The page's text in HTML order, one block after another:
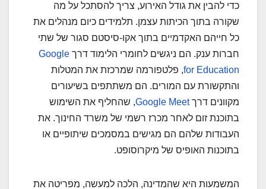
כדי להבין את גודל האירוע, צריך להסתכל על מה
שקורה בתוך הכיתות עצמן. תלמידים כיום מנהלים את
כל חייהם האקדמיים בתוך אקו-סיסטם סגור של שתי
חברות ענק. הם ניגשים לחומרי הלימוד דרך Google
for Education, פלטפורמה שמרכזת את המטלות
והתקשורת עם המורים. הם משתתפים בשיעורים
מקוונים דרךGoogle Meet, שהחליף את השימוש
בתוכנת זום לאחר מכרז רשמי של משרד החינוך. את
העבודות שלהם הם מגישים במסמכים שיתופיים או
בתוכנות האופיס של מיקרוסופט.
המשמעות היא שהמדינה, הלכה למעשה, מפריטה את